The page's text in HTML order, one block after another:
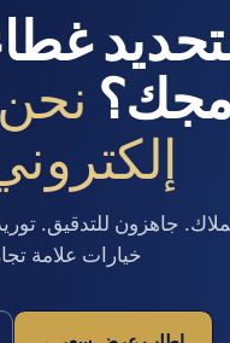
جاهزون للتدقيق.
خيارات علامة